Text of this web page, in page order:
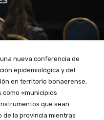
nueva conferencia de
epidemiológica y del
en territorio bonaerense,
como «municipios
que sean
de la provincia mientras